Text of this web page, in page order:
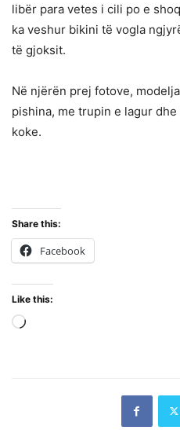
libër para vetes i cili po e
ka veshur bikini të vogla
të gjoksit.
Në njërën prej fotove,
pishina, me trupin e lagur
koke.
Share this:
Facebook
Like this: